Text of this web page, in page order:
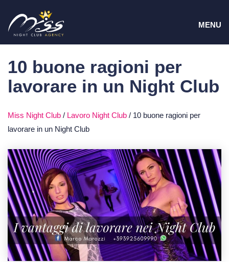
contenuto
MENU
10 buone ragioni per
lavorare in un Night Club
Miss Night Club / Lavoro Night Club / 10 buone ragioni per
lavorare in un Night Club